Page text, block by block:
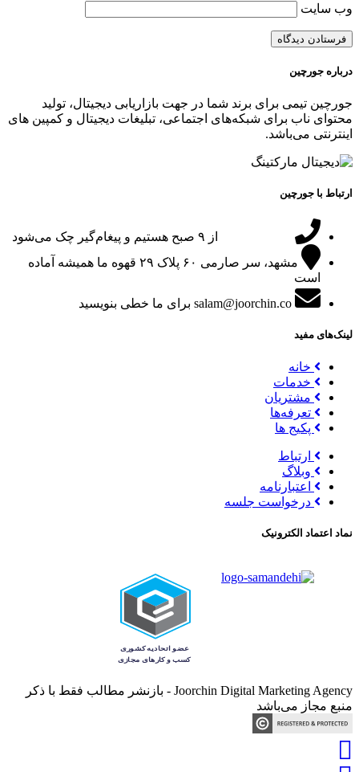
وب‌ سایت
درباره جورچین
جورچین تیمی برای برند شما در جهت بازاریابی دیجیتال، تولید
محتوای ناب برای شبکه‌های اجتماعی، تبلیغات دیجیتال و کمپین های
اینترنتی می‌باشد.
ارتباط با جورچین
از ۹ صبح هستیم و پیغام‌گیر چک می‌شود
مشهد، سر صارمی ۶۰ پلاک ۲۹
قهوه ما همیشه آماده
است
salam@joorchin.co برای ما خطی بنویسید
لینک‌های مفید
خانه
خدمات
مشتریان
تعرفه‌ها
پکیج ها
ارتباط
وبلاگ
اعتبارنامه
درخواست جلسه
نماد اعتماد الکترونیک
Joorchin Digital Marketing Agency - بازنشر مطالب فقط با ذکر
منبع مجاز می‌باشد